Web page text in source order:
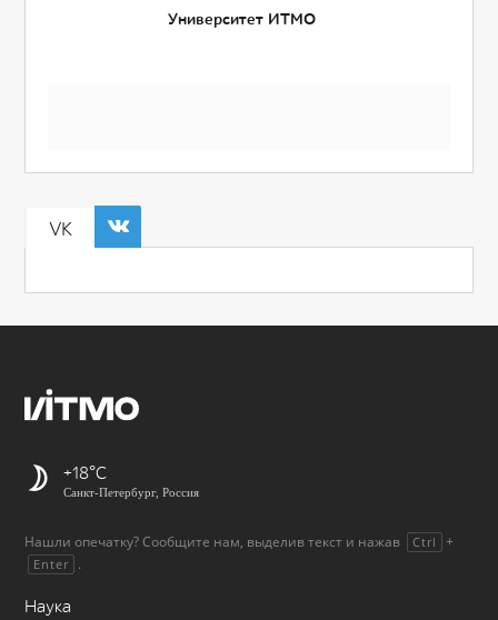
Университет ИТМО
VK
+18
Санкт-Петербург, Россия
Нашли опечатку? Сообщите нам, выделив текст и нажав Ctrl +
Enter .
Наука